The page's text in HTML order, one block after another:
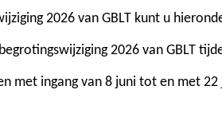
2026 van GBLT kunt u
2026 van GBLT
met ingang van 8 juni tot en met 22